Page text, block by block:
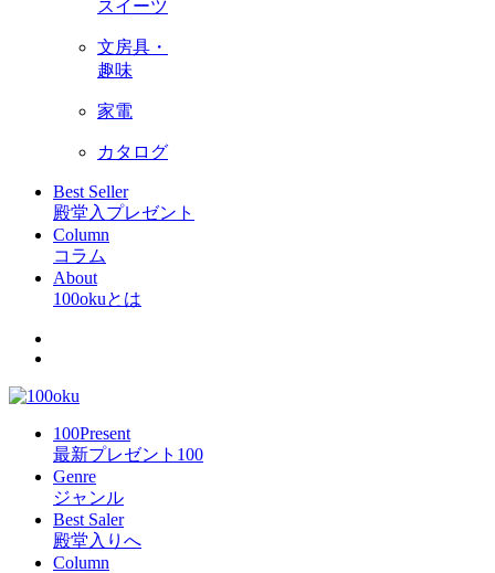
スイーツ
文房具・
趣味
家電
カタログ
Best Seller
殿堂入プレゼント
Column
コラム
About
100okuとは
100Present
最新プレゼント100
Genre
ジャンル
Best Saler
殿堂入りへ
Column